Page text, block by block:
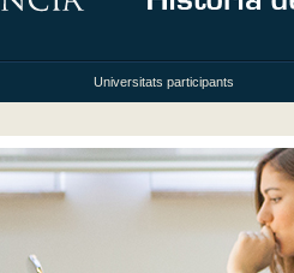
Universitats participants